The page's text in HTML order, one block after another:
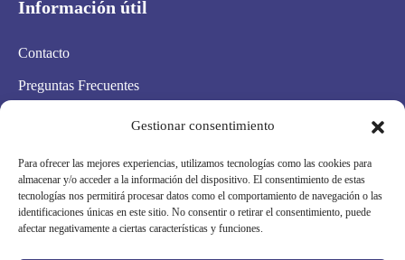
Gestionar consentimiento
Para ofrecer las mejores experiencias, utilizamos tecnologías como las cookies para
almacenar y/o acceder a la información del dispositivo. El consentimiento de estas
tecnologías nos permitirá procesar datos como el comportamiento de navegación o las
identificaciones únicas en este sitio. No consentir o retirar el consentimiento, puede
afectar negativamente a ciertas características y funciones.
Información útil
Contacto
Preguntas Frecuentes
Política de cookies
Condiciones Generales